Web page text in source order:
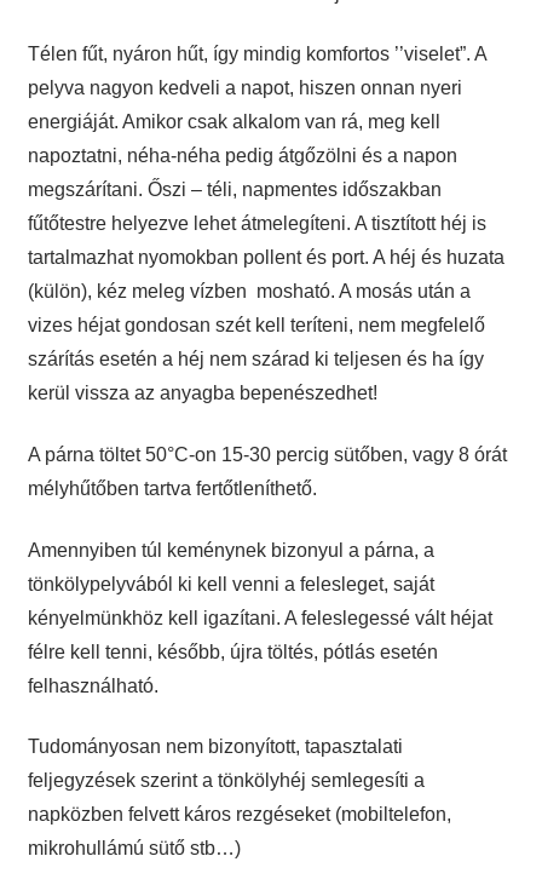
Télen fűt, nyáron hűt, így mindig komfortos ’’viselet”. A
pelyva nagyon kedveli a napot, hiszen onnan nyeri
energiáját. Amikor csak alkalom van rá, meg kell
napoztatni, néha-néha pedig átgőzölni és a napon
megszárítani. Őszi – téli, napmentes időszakban
fűtőtestre helyezve lehet átmelegíteni. A tisztított héj is
tartalmazhat nyomokban pollent és port. A héj és huzata
(külön), kéz meleg vízben mosható. A mosás után a
vizes héjat gondosan szét kell teríteni, nem megfelelő
szárítás esetén a héj nem szárad ki teljesen és ha így
kerül vissza az anyagba bepenészedhet!
A párna töltet 50°C-on 15-30 percig sütőben, vagy 8 órát
mélyhűtőben tartva fertőtleníthető.
Amennyiben túl keménynek bizonyul a párna, a
tönkölypelyvából ki kell venni a felesleget, saját
kényelmünkhöz kell igazítani. A feleslegessé vált héjat
félre kell tenni, később, újra töltés, pótlás esetén
felhasználható.
Tudományosan nem bizonyított, tapasztalati
feljegyzések szerint a tönkölyhéj semlegesíti a
napközben felvett káros rezgéseket (mobiltelefon,
mikrohullámú sütő stb…)